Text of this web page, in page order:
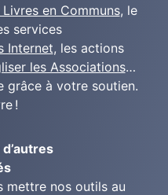
Livres en Communs, le
services
Internet, les actions
les Associations…
grâce à votre soutien.
!
mettre nos outils au